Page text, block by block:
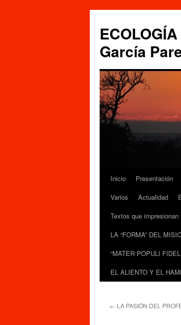
contenido
García
Inicio Presentación
Varios
Actualidad
Textos que impresionan
LA “FORMA” DEL
“MATER POPULI
EL ALIENTO Y EL
← LA PASIÓN DEL